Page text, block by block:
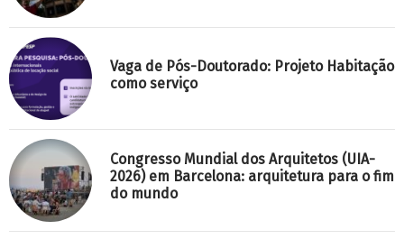
Vaga de Pós-Doutorado: Projeto Habitação
como serviço
Congresso Mundial dos Arquitetos (UIA-
2026) em Barcelona: arquitetura para o fim
do mundo